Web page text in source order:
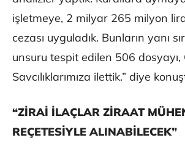
işletmeye, 2 milyar 265 milyon
cezası uyguladık. Bunların yanı
unsuru tespit edilen 506
Savcılıklarımıza ilettik.” diye
“ZİRAİ İLAÇLAR ZİRAAT
REÇETESİYLE ALINABİLECEK”